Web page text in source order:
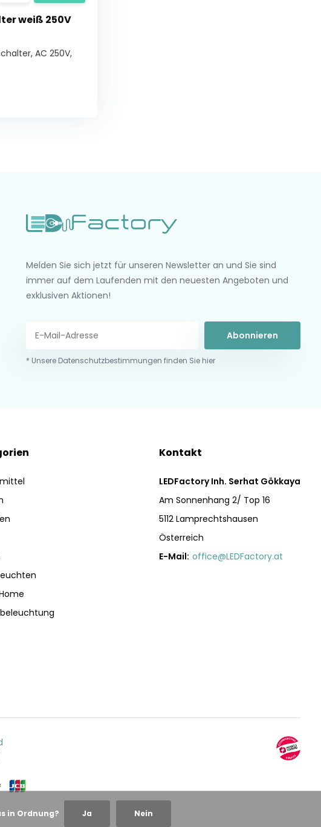
weiß 250V
AC 250V,
Melden Sie sich jetzt für unseren Newsletter an und Sie sind
immer auf dem Laufenden mit den neuesten Angeboten und
exklusiven Aktionen!
Abonnieren
* Unsere Datenschutzbestimmungen finden Sie hier
Kontakt
LEDFactory Inh. Serhat Gökkaya
Am Sonnenhang 2/ Top 16
5112 Lamprechtshausen
Österreich
E-Mail: office@LEDFactory.at
in Ordnung? Ja Nein